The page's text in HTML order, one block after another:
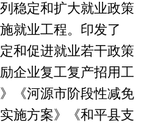
稳定和扩大就业政策
就业工程。印发了
和促进就业若干政策
企业复工复产招用工
《河源市阶段性减免
施方案》《和平县支